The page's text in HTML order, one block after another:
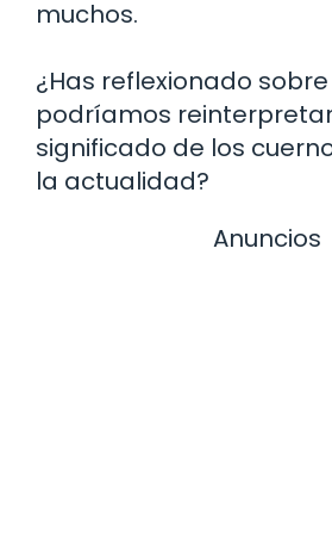
muchos.
¿Has reflexionado
podríamos
significado de los
la actualidad?
Anuncios